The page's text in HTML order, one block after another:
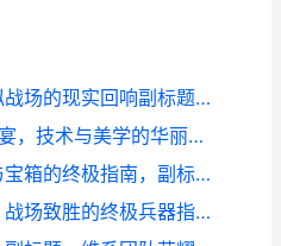
和平精英在哪里用，虚拟战场的现实回响副标题，一个资深玩家的空间沉思录
王者荣耀4月份新皮肤盛宴，技术与美学的华丽交响，副标题，新装登场峡谷再掀波澜
**航海冒险攻略，风浪与宝箱的终极指南，副标题，老船长的七海心得**
和平精英的武器怎么选，战场致胜的终极兵器指南，副标题，从新手到高手的枪械哲学